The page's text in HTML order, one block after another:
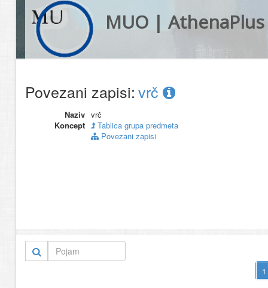
MUO | AthenaPlus
Povezani zapisi:vrč
Naziv vrč
Koncept
Tablica grupa predmeta
Povezani zapisi